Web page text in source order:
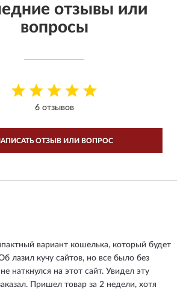
отзывы или
вопросы
6 отзывов
ОТЗЫВ ИЛИ ВОПРОС
вариант кошелька, который будет
лазил кучу сайтов, но все было без
наткнулся на этот сайт. Увидел эту
Пришел товар за 2 недели, хотя